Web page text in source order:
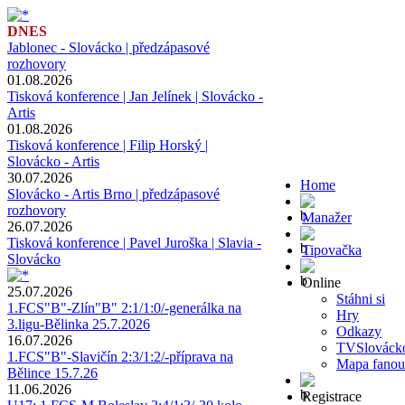
DNES
Jablonec - Slovácko | předzápasové
rozhovory
01.08.2026
Tisková konference | Jan Jelínek | Slovácko -
Artis
01.08.2026
Tisková konference | Filip Horský |
Slovácko - Artis
30.07.2026
Slovácko - Artis Brno | předzápasové
rozhovory
26.07.2026
Tisková konference | Pavel Juroška | Slavia -
Slovácko
25.07.2026
1.FCS"B"-Zlín"B" 2:1/1:0/-generálka na
3.ligu-Bělinka 25.7.2026
16.07.2026
1.FCS"B"-Slavičín 2:3/1:2/-příprava na
Bělince 15.7.26
11.06.2026
Home
Manažer
Tipovačka
Online
Stáhni si
Hry
Odkazy
Mapa
Registrace